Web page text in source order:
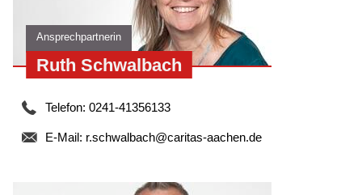
Ansprechpartnerin
Ruth Schwalbach
Telefon: 0241-41356133
E-Mail: r.schwalbach@caritas-aachen.de